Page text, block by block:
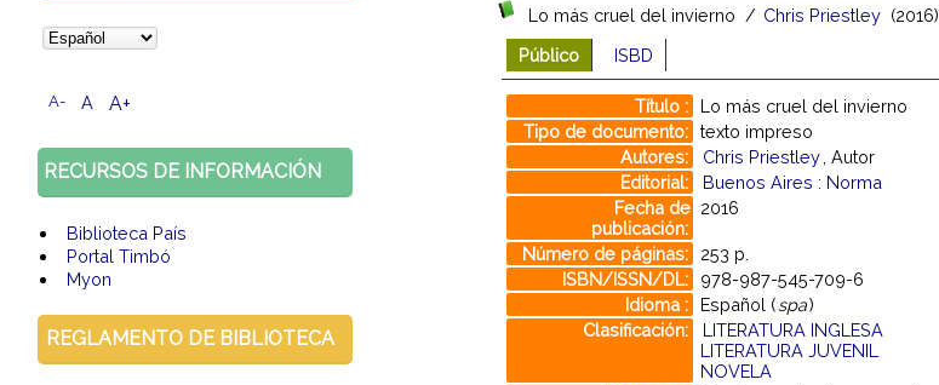
Lo más cruel del invierno / Chris Priestley (2016)
Público
ISBD
Título :
Lo más cruel del invierno
Tipo de documento: texto impreso
Autores:
Chris Priestley , Autor
Editorial:
Buenos Aires : Norma
Fecha de
publicación:
2016
Número de páginas:
253 p.
ISBN/ISSN/DL:
978-987-545-709-6
Idioma :
Español (spa)
Clasificación:
LITERATURA INGLESA
LITERATURA JUVENIL
NOVELA
A- A A+
RECURSOS DE INFORMACIÓN
Biblioteca País
Portal Timbó
Myon
REGLAMENTO DE BIBLIOTECA